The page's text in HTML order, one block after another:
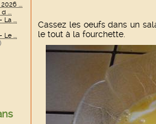
...
...
La ...
Le ...
)
Cassez les oeufs dans un
le tout à la fourchette.